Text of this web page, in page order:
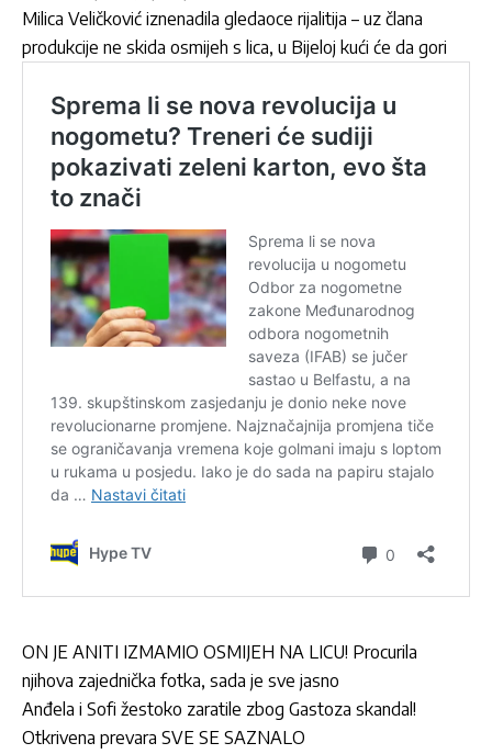
Milica Veličković iznenadila gledaoce rijalitija – uz člana
produkcije ne skida osmijeh s lica, u Bijeloj kući će da gori
ON JE ANITI IZMAMIO OSMIJEH NA LICU! Procurila
njihova zajednička fotka, sada je sve jasno
Anđela i Sofi žestoko zaratile zbog Gastoza skandal!
Otkrivena prevara SVE SE SAZNALO